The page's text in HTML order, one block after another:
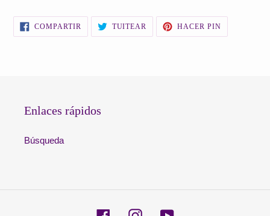
tu
carrito
COMPARTIR COMPARTIR
EN
FACEBOOK
TUITEAR TUITEAR
TWITTER
HACER PINPINEAR
PINTEREST
Enlaces rápidos
Búsqueda